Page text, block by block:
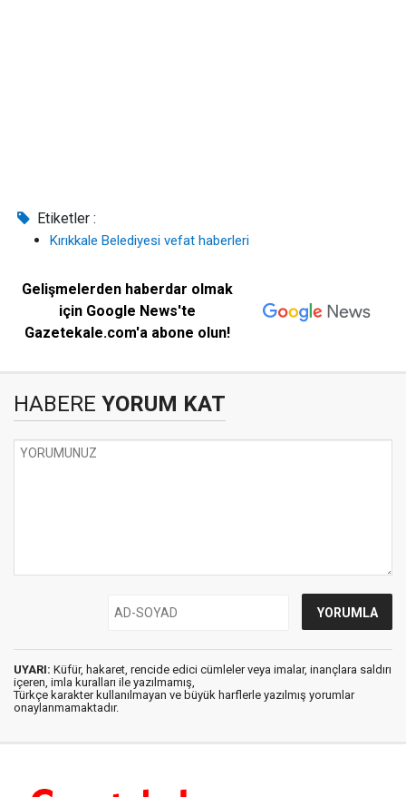
Etiketler :
Kırıkkale Belediyesi vefat haberleri
Gelişmelerden haberdar olmak
için Google News'te
Gazetekale.com'a abone olun!
HABERE YORUM KAT
UYARI: Küfür, hakaret, rencide edici cümleler veya imalar, inançlara saldırı
içeren, imla kuralları ile yazılmamış,
Türkçe karakter kullanılmayan ve büyük harflerle yazılmış yorumlar
onaylanmamaktadır.